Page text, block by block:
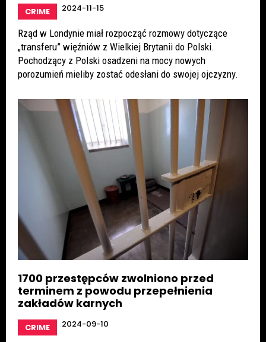
CRIME 2024-11-15
Rząd w Londynie miał rozpocząć rozmowy dotyczące
„transferu” więźniów z Wielkiej Brytanii do Polski.
Pochodzący z Polski osadzeni na mocy nowych
porozumień mieliby zostać odesłani do swojej ojczyzny.
1700 przestępców zwolniono przed
terminem z powodu przepełnienia
zakładów karnych
CRIME 2024-09-10